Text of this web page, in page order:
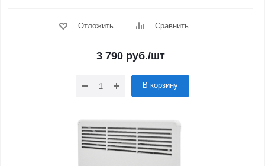
Отложить Сравнить
3 790руб./шт
В корзину